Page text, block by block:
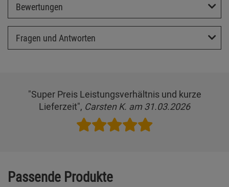
Bewertungen
Fragen und Antworten
"Super Preis Leistungsverhältnis und kurze
Lieferzeit", Carsten K. am 31.03.2026
Passende Produkte